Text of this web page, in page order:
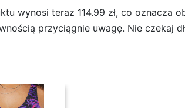
wynosi teraz 114.99 zł, co oznacza
przyciągnie uwagę. Nie czekaj